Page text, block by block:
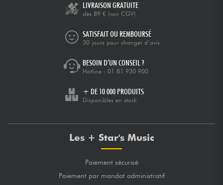
LIVRAISON GRATUITE
dès 89 € (voir CGV)
SATISFAIT OU REMBOURSÉ
30 jours pour changer d’avis
BESOIN D’UN CONSEIL ?
Hotline : 01 81 930 900
+ DE 10 000 PRODUITS
Disponibles en stock
Les + Star's Music
Paiement sécurisé
Paiement par mandat administratif